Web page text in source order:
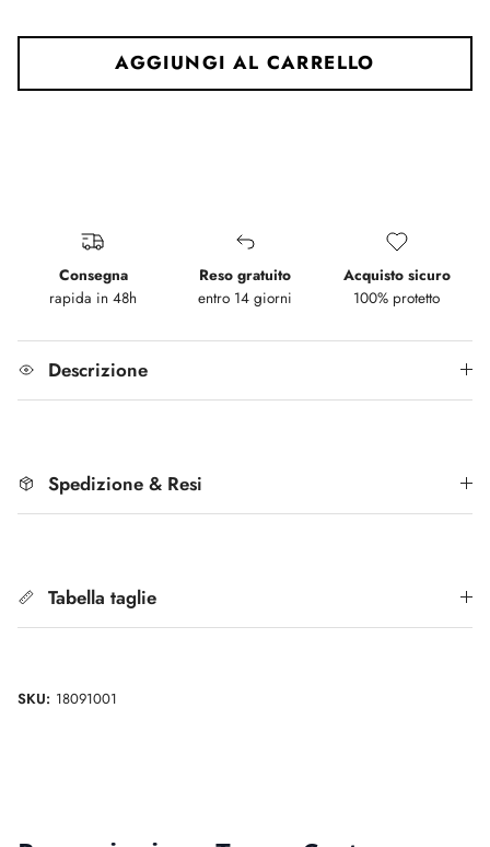
AGGIUNGI AL CARRELLO
Consegna
rapida in 48h
Reso gratuito
entro 14 giorni
Acquisto sicuro
100% protetto
Descrizione
Spedizione & Resi
Tabella taglie
SKU: 18091001